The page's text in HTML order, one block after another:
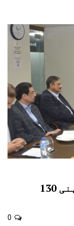
اتفاق،رمضان المبارک میں چینی 130